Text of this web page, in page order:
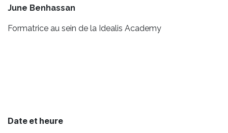
June Benhassan
Formatrice au sein de la Idealis Academy
Date et heure